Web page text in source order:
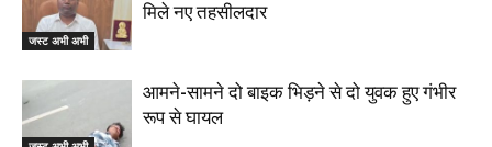
जस्ट अभी अभी
मिले नए तहसीलदार
आमने-सामने दो बाइक भिड़ने से दो युवक हुए गंभीर
रूप से घायल